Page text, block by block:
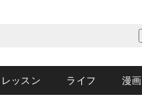
レッスン ライフ 漫画